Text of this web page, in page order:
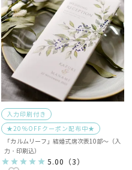
入力印刷付き
★20％OFFクーポン配布中★
「カルムリーフ」結婚式席次表10部～（入
力・印刷込）
5.00 （3 ）